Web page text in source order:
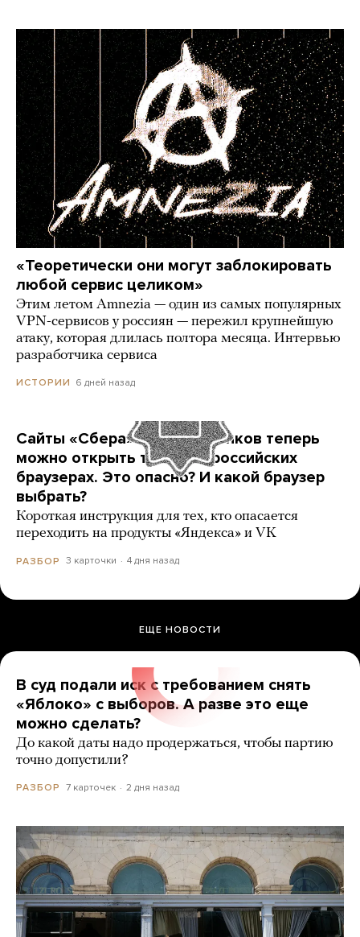
«Теоретически они могут заблокировать
любой сервис целиком»
Этим летом Amnezia — один из самых популярных
VPN-сервисов у россиян — пережил крупнейшую
атаку, которая длилась полтора месяца. Интервью
разработчика сервиса
ИСТОРИИ 6 дней назад
Сайты «Сбера» и других банков теперь
можно открыть только в российских
браузерах. Это опасно? И какой браузер
выбрать?
Короткая инструкция для тех, кто опасается
переходить на продукты «Яндекса» и VK
РАЗБОР 3 карточки 4 дня назад
ЕЩЕ НОВОСТИ
В суд подали иск с требованием снять
«Яблоко» с выборов. А разве это еще
можно сделать?
До какой даты надо продержаться, чтобы партию
точно допустили?
РАЗБОР 7 карточек 2 дня назад